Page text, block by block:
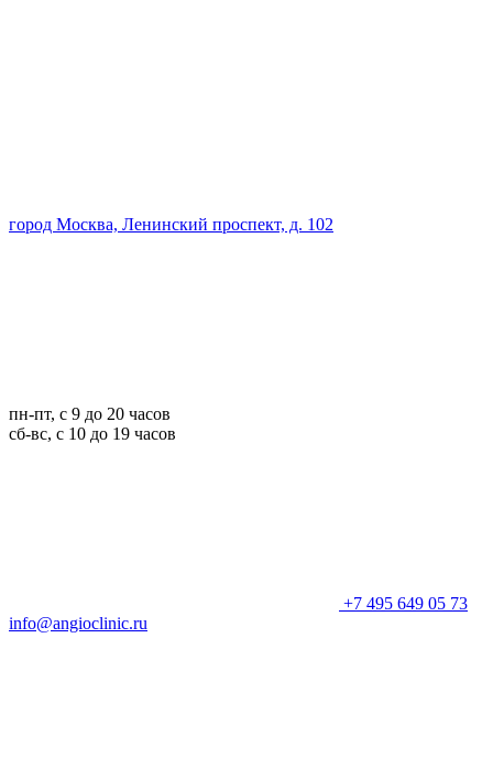
город Москва, Ленинский проспект, д. 102
пн-пт, с 9 до 20 часов
сб-вс, с 10 до 19 часов
+7 495 649 05 73
info@angioclinic.ru